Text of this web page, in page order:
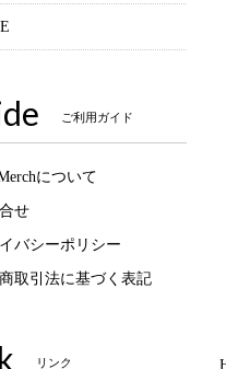
ご利用ガイド
について
せ
バシーポリシー
取引法に基づく表記
リンク